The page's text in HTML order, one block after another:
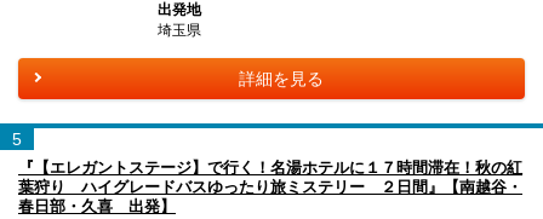
出発地
埼玉県
詳細を見る
5
『【エレガントステージ】で行く！名湯ホテルに１７時間滞在！秋の紅
葉狩り ハイグレードバスゆったり旅ミステリー ２日間』【南越谷・
春日部・久喜 出発】